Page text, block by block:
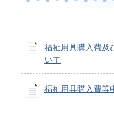
福祉用具購入費及
いて
福祉用具購入費等